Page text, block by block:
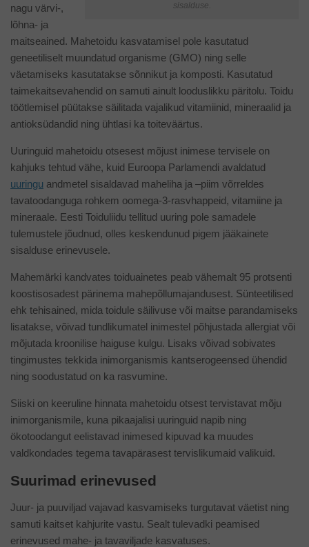
sisalduse.
nagu värvi-,
lõhna- ja
maitseained. Mahetoidu kasvatamisel pole kasutatud
geneetiliselt muundatud organisme (GMO) ning selle
väetamiseks kasutatakse sõnnikut ja komposti. Kasutatud
taimekaitsevahendid on samuti ainult looduslikku päritolu. Toidu
töötlemisel püütakse säilitada vajalikud vitamiinid, mineraalid ja
antioksüdandid ning ühtlasi ka toiteväärtus.
Uuringuid mahetoidu otsesest mõjust inimese tervisele on
kahjuks tehtud vähe, kuid Euroopa Parlamendi avaldatud
uuringu andmetel sisaldavad maheliha ja –piim võrreldes
tavatoodanguga rohkem oomega-3-rasvhappeid, vitamiine ja
mineraale. Eesti Toiduliidu tellitud uuring pole samadele
tulemustele jõudnud, olles keskendunud pigem jääkainete
sisalduse erinevusele.
Mahemärki kandvates toiduainetes peab vähemalt 95 protsenti
koostisosadest pärinema mahepõllumajandusest. Sünteetilised
ehk tehisained, mida toidule säilivuse või maitse parandamiseks
lisatakse, võivad tundlikumatel inimestel põhjustada allergiat või
mõjutada kroonilise haiguse kulgu. Lisaks võivad sobivates
tingimustes tekkida inimorganismis kantserogeensed ühendid
ning soodustatud on ka rasvumine.
Siiski on keeruline hinnata mahetoidu otsest tervistavat mõju
inimorganismile, kuna pikaajalisi uuringuid napib ning
ökotoodangut eelistavad inimesed kipuvad ka muudes
valdkondades tegema tavapärasest tervislikumaid valikuid.
Suurimad erinevused
Juur- ja puuviljad vajavad kasvamiseks turgutavat väetist ning
samuti kaitset kahjurite vastu. Sealt tulevadki peamised
erinevused mahe- ja tavaviljade kasvatuses.